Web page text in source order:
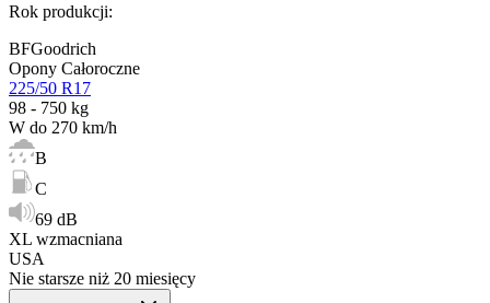
Rok produkcji:
BFGoodrich
Opony Całoroczne
225/50 R17
98 - 750 kg
W do 270 km/h
B
C
69 dB
XL wzmacniana
USA
Nie starsze niż 20 miesięcy